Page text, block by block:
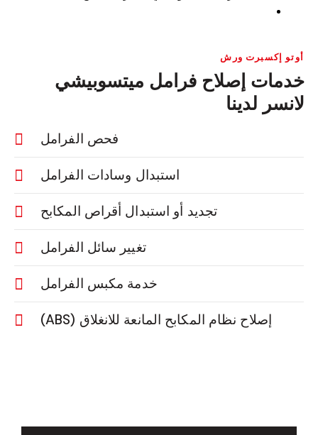
أوتو إكسبرت ورش
خدمات إصلاح فرامل ميتسوبيشي
لانسر لدينا
فحص الفرامل
استبدال وسادات الفرامل
تجديد أو استبدال أقراص المكابح
تغيير سائل الفرامل
خدمة مكبس الفرامل
إصلاح نظام المكابح المانعة للانغلاق (ABS)